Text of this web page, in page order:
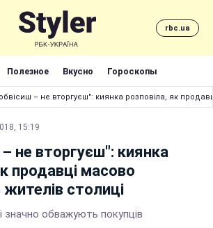
rbc.ua
Полезное Вкусно Гороскопы
– не вторгуєш": киянка розповіла, як
15:19
не вторгуєш": киянка
продавці масово
столиці
значно обважують покупців